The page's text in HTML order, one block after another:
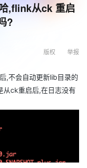
,flink从ck 重启
?
举报
版权
,不会自动更新lib目录的
从ck重启后,在日志没有